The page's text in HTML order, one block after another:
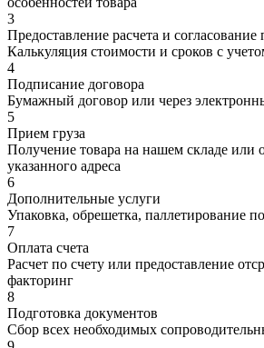
3
Предоставление расчета и согласование
Калькуляция стоимости и сроков с
4
Подписание договора
Бумажный договор или через
5
Прием груза
Получение товара на нашем складе или
указанного адреса
6
Дополнительные услуги
Упаковка, обрешетка, паллетирование
7
Оплата счета
Расчет по счету или предоставление
факторинг
8
Подготовка документов
Сбор всех необходимых